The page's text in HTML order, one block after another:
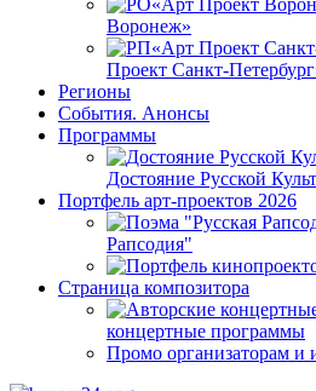
Воронеж»
Проект Санкт-
Регионы
События. Анонсы
Программы
Достояние Русской
Портфель арт-проектов 2026
Рапсодия"
Страница композитора
концертные программы
Промо организаторам и